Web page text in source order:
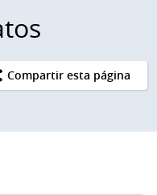
Compartir esta página